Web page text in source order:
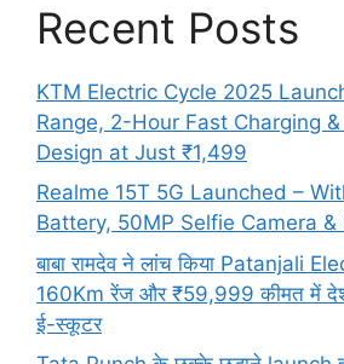
Recent Posts
KTM Electric Cycle 2025
Range, 2-Hour Fast Charging
Design at Just ₹1,499
Realme 15T 5G Launched –
Battery, 50MP Selfie Camera
बाबा रामदेव ने लांच किया Patanjali
160Km रेंज और ₹59,999 कीमत में
ई-स्कूटर